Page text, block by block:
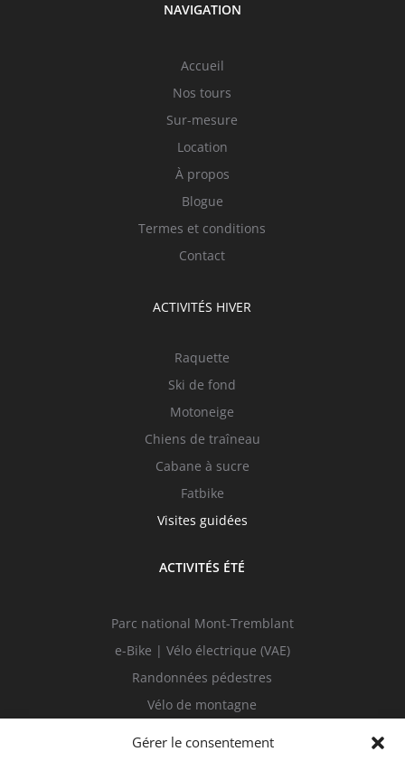
Gérer le consentement
NAVIGATION
Accueil
Nos tours
Sur-mesure
Location
À propos
Blogue
Termes et conditions
Contact
ACTIVITÉS HIVER
Raquette
Ski de fond
Motoneige
Chiens de traîneau
Cabane à sucre
Fatbike
Visites guidées
ACTIVITÉS ÉTÉ
Parc national Mont-Tremblant
e-Bike | Vélo électrique (VAE)
Randonnées pédestres
Vélo de montagne